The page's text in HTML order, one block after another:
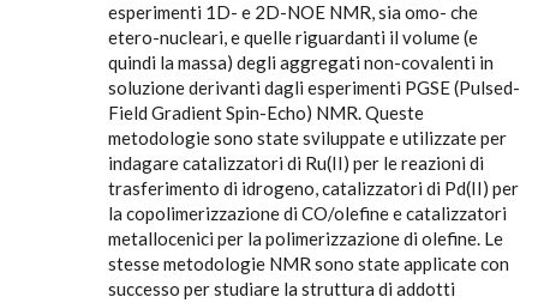
esperimenti 1D- e 2D-NOE NMR, sia omo- che
etero-nucleari, e quelle riguardanti il volume (e
quindi la massa) degli aggregati non-covalenti in
soluzione derivanti dagli esperimenti PGSE (Pulsed-
Field Gradient Spin-Echo) NMR. Queste
metodologie sono state sviluppate e utilizzate per
indagare catalizzatori di Ru(II) per le reazioni di
trasferimento di idrogeno, catalizzatori di Pd(II) per
la copolimerizzazione di CO/olefine e catalizzatori
metallocenici per la polimerizzazione di olefine. Le
stesse metodologie NMR sono state applicate con
successo per studiare la struttura di addotti